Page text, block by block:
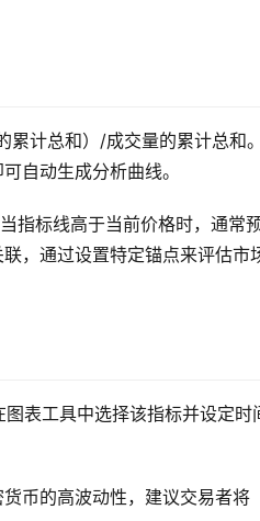
计总和）/成交量的累计总和
自动生成分析曲线。
指标线高于当前价格时，通常
，通过设置特定锚点来评估市
表工具中选择该指标并设定时
币的高波动性，建议交易者将